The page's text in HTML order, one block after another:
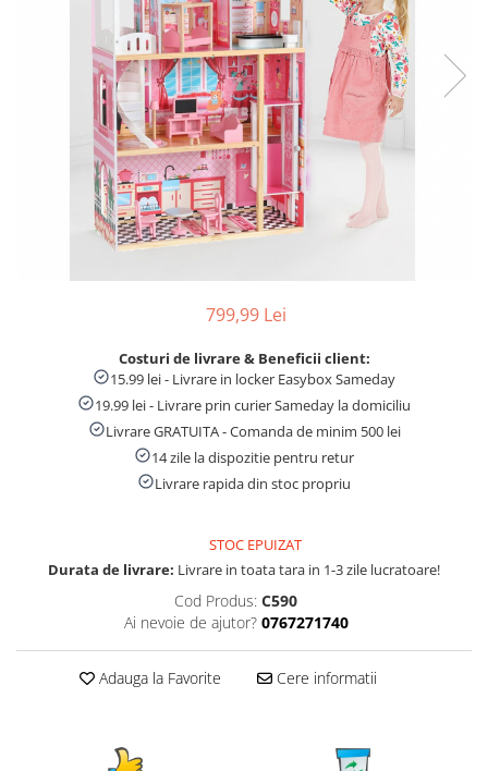
Tablite educative
799,99 Lei
Costuri de livrare & Beneficii client:
15.99 lei - Livrare in locker Easybox Sameday
19.99 lei - Livrare prin curier Sameday la domiciliu
Livrare GRATUITA - Comanda de minim 500 lei
14 zile la dispozitie pentru retur
Livrare rapida din stoc propriu
STOC EPUIZAT
Durata de livrare: Livrare in toata tara in 1-3 zile lucratoare!
Cod Produs: C590
Ai nevoie de ajutor? 0767271740
Adauga la Favorite Cere informatii